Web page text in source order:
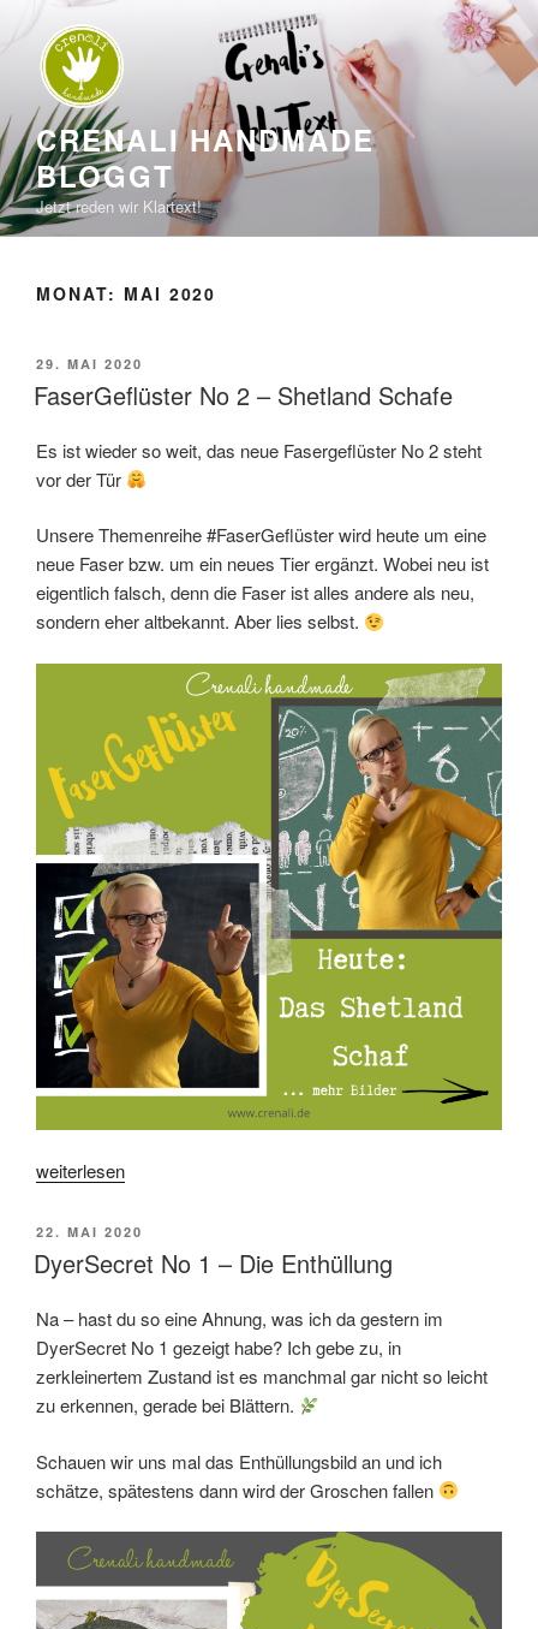
Inhalt
springen
CRENALI HANDMADE
BLOGGT
Jetzt reden wir Klartext!
MONAT: MAI 2020
VERÖFFENTLICHT
AM
29. MAI 2020
FaserGeflüster No 2 – Shetland Schafe
Es ist wieder so weit, das neue Fasergeflüster No 2 steht
vor der Tür
Unsere Themenreihe #FaserGeflüster wird heute um eine
neue Faser bzw. um ein neues Tier ergänzt. Wobei neu ist
eigentlich falsch, denn die Faser ist alles andere als neu,
sondern eher altbekannt. Aber lies selbst.
„FaserGeflüster
2
–
Shetland
Schafe“
weiterlesen
VERÖFFENTLICHT
AM
22. MAI 2020
DyerSecret No 1 – Die Enthüllung
Na – hast du so eine Ahnung, was ich da gestern im
DyerSecret No 1 gezeigt habe? Ich gebe zu, in
zerkleinertem Zustand ist es manchmal gar nicht so leicht
zu erkennen, gerade bei Blättern.
Schauen wir uns mal das Enthüllungsbild an und ich
schätze, spätestens dann wird der Groschen fallen